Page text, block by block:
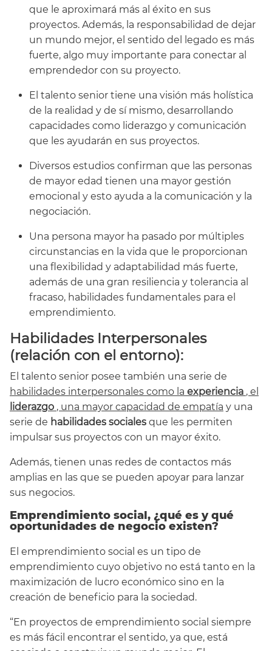
que le aproximará más al éxito en sus
proyectos. Además, la responsabilidad de dejar
un mundo mejor, el sentido del legado es más
fuerte, algo muy importante para conectar al
emprendedor con su proyecto.
El talento senior tiene una visión más holística
de la realidad y de sí mismo, desarrollando
capacidades como liderazgo y comunicación
que les ayudarán en sus proyectos.
Diversos estudios confirman que las personas
de mayor edad tienen una mayor gestión
emocional y esto ayuda a la comunicación y la
negociación.
Una persona mayor ha pasado por múltiples
circunstancias en la vida que le proporcionan
una flexibilidad y adaptabilidad más fuerte,
además de una gran resiliencia y tolerancia al
fracaso, habilidades fundamentales para el
emprendimiento.
Habilidades Interpersonales
(relación con el entorno):
El talento senior posee también una serie de
habilidades interpersonales como la experiencia , el
liderazgo , una mayor capacidad de empatía y una
serie de habilidades sociales que les permiten
impulsar sus proyectos con un mayor éxito.
Además, tienen unas redes de contactos más
amplias en las que se pueden apoyar para lanzar
sus negocios.
Emprendimiento social, ¿qué es y qué
oportunidades de negocio existen?
El emprendimiento social es un tipo de
emprendimiento cuyo objetivo no está tanto en la
maximización de lucro económico sino en la
creación de beneficio para la sociedad.
“En proyectos de emprendimiento social siempre
es más fácil encontrar el sentido, ya que, está